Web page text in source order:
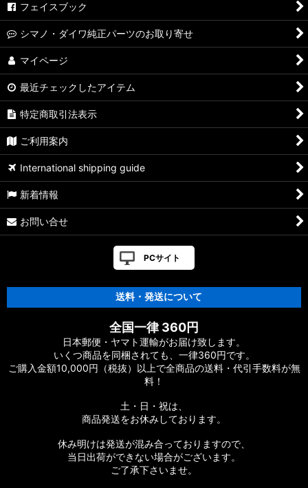
【アブ】ロキサーニ［ROXANI］対応 カスタムパーツ
【アブ】ロキサーニ SP［ROXANI］対応 カスタムパーツ
【アブ】Superior 対応 カスタムパーツ
【アブ】オーシャンフィールド［OCEANFIELD］対応 カスタ
ムパーツ
ツ
【アブ】カーディナル III STX［CARDINAL］対応 カスタムパ
【アブ】カーディナル III SX［CARDINAL］対応 カスタムパー
【アブ】マックス SX［MAX］対応 カスタムパーツ
【PENN】AUTHORITY 対応 カスタムパーツ
【PENN】SLAMMER IV 対応 カスタムパーツ
【PENN】Fierce IV 対応 カスタムパーツ
フェイスブック
シマノ・ダイワ純正パーツのお取り寄せ
マイページ
最近チェックしたアイテム
特定商取引法表示
ご利用案内
International shipping guide
新着情報
お問い合せ
PCサイト
送料・発送について
全国一律 360円
日本郵便・ヤマト運輸がお届け致します。
いくつ商品を同梱されても、一律360円です。
ご購入金額10,000円（税抜）以上で全商品の送料・代引手数料が無
料！
土・日・祝は、
商品発送をお休みしております。
休み明けは発送が混み合っておりますので、
当日出荷ができない場合がございます。
ご了承下さいませ。